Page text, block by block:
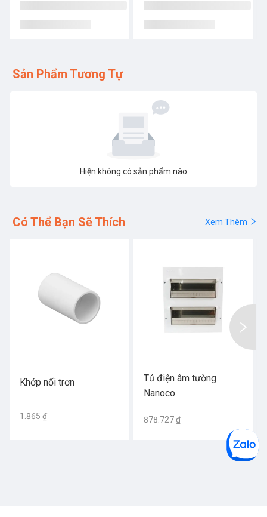
Sản Phẩm Tương Tự
Hiện không có sản phẩm nào
Có Thể Bạn Sẽ Thích Xem Thêm
Khớp nối trơn
1.865 ₫
Tủ điện âm tường
Nanoco
878.727 ₫